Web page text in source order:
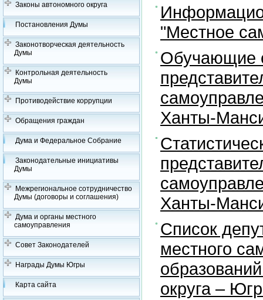
Законы автономного округа
Постановления Думы
Законотворческая деятельность
Думы
Контрольная деятельность
Думы
Противодействие коррупции
Обращения граждан
Дума и Федеральное Собрание
Законодательные инициативы
Думы
Межрегиональное сотрудничество
Думы (договоры и соглашения)
Дума и органы местного
самоуправления
Совет Законодателей
Награды Думы Югры
Карта сайта
"Местное
Обучающие
Ханты-
Ханты-
Список
местного
округа –